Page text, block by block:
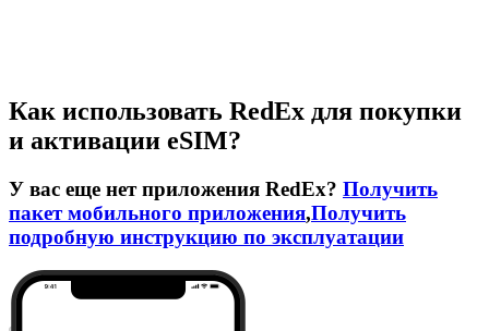
Как использовать RedEx для покупки
и активации eSIM?
У вас еще нет приложения RedEx? Получить
пакет мобильного приложения,Получить
подробную инструкцию по эксплуатации